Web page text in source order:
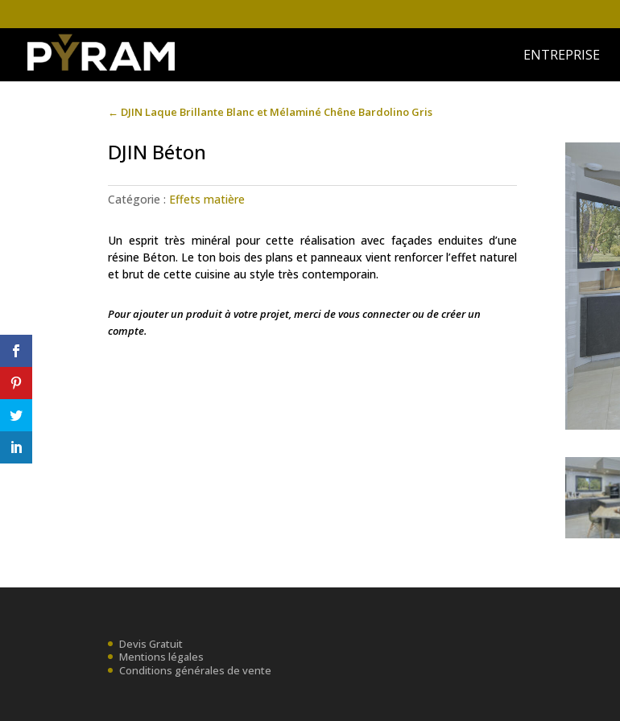
ENTREPRISE
← DJIN Laque Brillante Blanc et Mélaminé Chêne Bardolino Gris
DJIN Béton
Catégorie : Effets matière
Un esprit très minéral pour cette réalisation avec façades enduites d’une
résine Béton. Le ton bois des plans et panneaux vient renforcer l’effet naturel
et brut de cette cuisine au style très contemporain.
Pour ajouter un produit à votre projet, merci de vous connecter ou de créer un
compte.
Devis Gratuit
Mentions légales
Conditions générales de vente